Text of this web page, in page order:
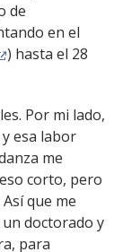
de
en el
) hasta el 28
Por mi lado,
y esa labor
me
corto, pero
que me
un doctorado y
para